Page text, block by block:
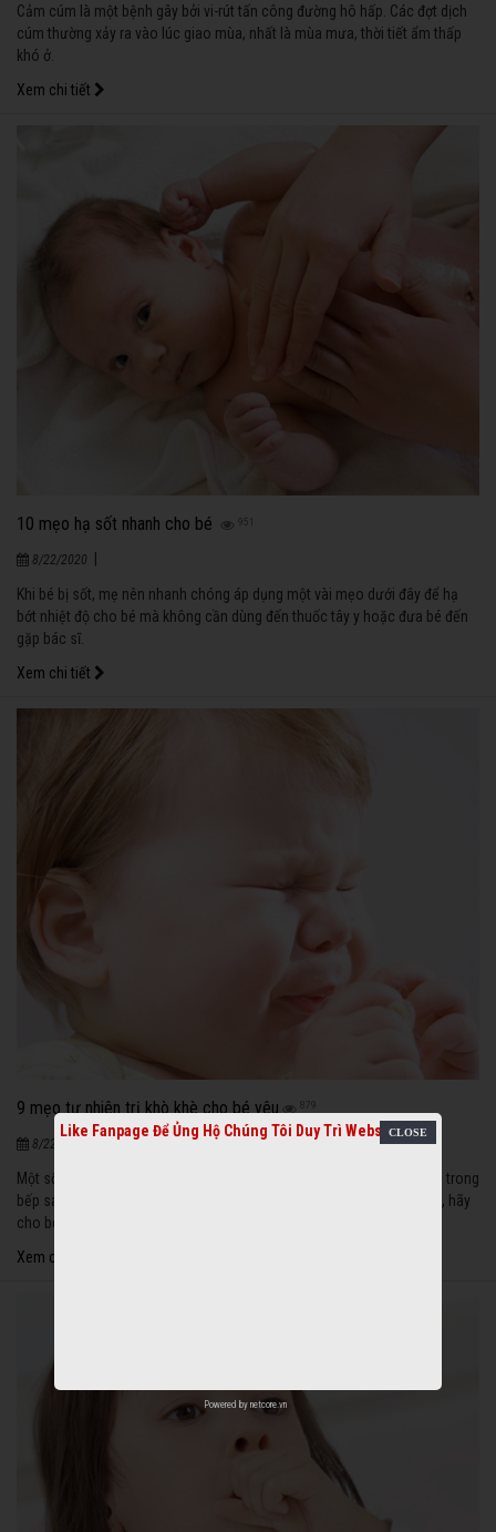
Cảm cúm là một bệnh gây bởi vi-rút tấn công đường hô hấp. Các đợt dịch
cúm thường xảy ra vào lúc giao mùa, nhất là mùa mưa, thời tiết ẩm thấp
khó ở.
Xem chi tiết
10 mẹo hạ sốt nhanh cho bé 951
8/22/2020
Khi bé bị sốt, mẹ nên nhanh chóng áp dụng một vài mẹo dưới đây để hạ
bớt nhiệt độ cho bé mà không cần dùng đến thuốc tây y hoặc đưa bé đến
gặp bác sĩ.
Xem chi tiết
9 mẹo tự nhiên trị khò khè cho bé yêu 879
8/22/2020
Một số mẹo nhỏ tự làm tại nhà từ những nguyên liệu đơn giản sẵn có trong
bếp sau sẽ giúp bạn trị khò khè cho bé yêu. Tuy nhiên nếu bệnh nặng, hãy
cho bé đi gặp bác sĩ.
Xem chi tiết
Like Fanpage Để Ủng Hộ Chúng Tôi Duy Trì Website
Powered by netcore.vn